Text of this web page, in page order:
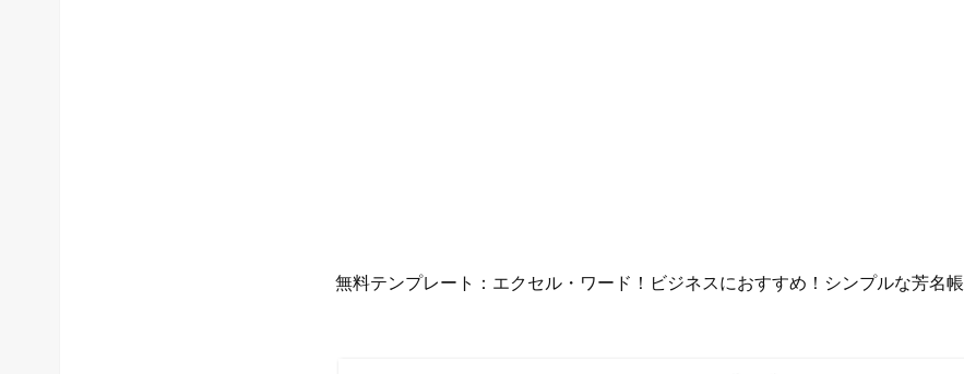
無料テンプレート：エクセル・ワード！ビジネスにおすすめ！シンプルな芳名帳